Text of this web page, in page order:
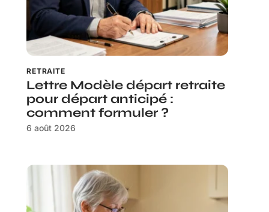
RETRAITE
Lettre Modèle départ retraite
pour départ anticipé :
comment formuler ?
6 août 2026